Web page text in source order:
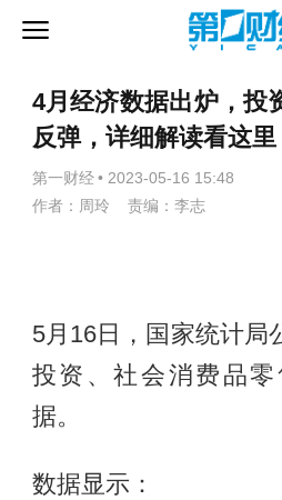
4月经济数据出炉，投
反弹，详细解读看这
第一财经 • 2023-05-16 15:48
作者：周玲 责编：李志
5月16日，国家统计局
投资、社会消费品
据。
数据显示：